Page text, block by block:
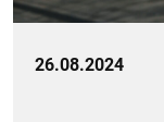
26.08.2024